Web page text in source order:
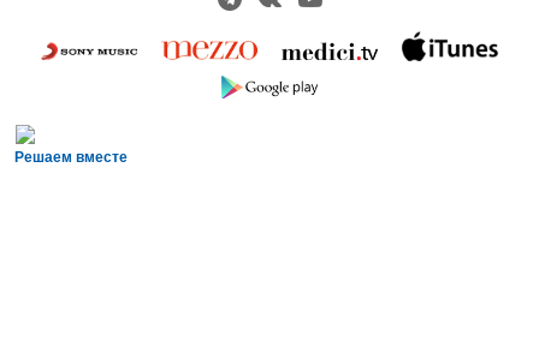
Решаем вместе